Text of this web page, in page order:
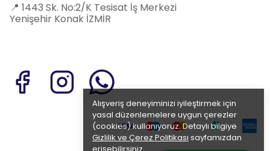
Alışveriş deneyiminizi iyileştirmek için
yasal düzenlemelere uygun çerezler
(cookies) kullanıyoruz. Detaylı bilgiye
Gizlilik ve Çerez Politikası sayfamızdan
📍 1443 Sk. No:2/K Tesisat İş Merkezi
Yenişehir Konak İZMİR